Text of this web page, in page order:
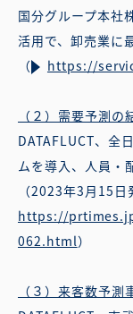
国分グループ本
活用で、卸売業に
（
https://
（２）需要予測
DATAFLUCT、全
ムを導入、人員・
（2023年3月15
https://
062.html）
（３）来客数予測